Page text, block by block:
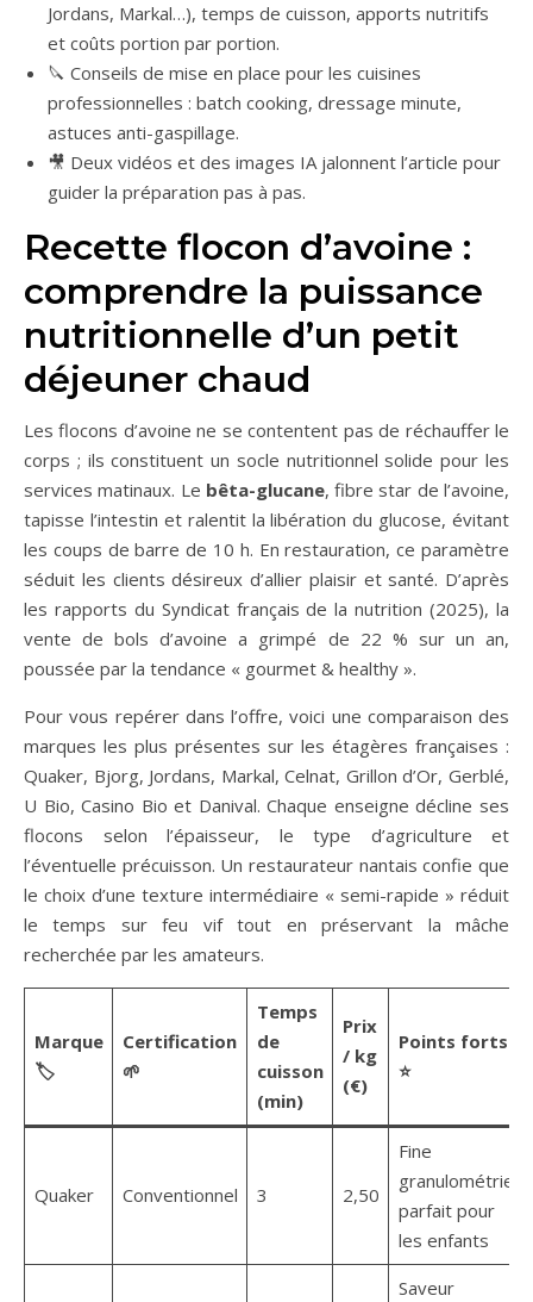
Jordans, Markal…), temps de cuisson, apports nutritifs
et coûts portion par portion.
🔪 Conseils de mise en place pour les cuisines
professionnelles : batch cooking, dressage minute,
astuces anti-gaspillage.
🎥 Deux vidéos et des images IA jalonnent l’article pour
guider la préparation pas à pas.
Recette flocon d’avoine :
comprendre la puissance
nutritionnelle d’un petit
déjeuner chaud
Les flocons d’avoine ne se contentent pas de réchauffer le
corps ; ils constituent un socle nutritionnel solide pour les
services matinaux. Le bêta-glucane, fibre star de l’avoine,
tapisse l’intestin et ralentit la libération du glucose, évitant
les coups de barre de 10 h. En restauration, ce paramètre
séduit les clients désireux d’allier plaisir et santé. D’après
les rapports du Syndicat français de la nutrition (2025), la
vente de bols d’avoine a grimpé de 22 % sur un an,
poussée par la tendance « gourmet & healthy ».
Pour vous repérer dans l’offre, voici une comparaison des
marques les plus présentes sur les étagères françaises :
Quaker, Bjorg, Jordans, Markal, Celnat, Grillon d’Or, Gerblé,
U Bio, Casino Bio et Danival. Chaque enseigne décline ses
flocons selon l’épaisseur, le type d’agriculture et
l’éventuelle précuisson. Un restaurateur nantais confie que
le choix d’une texture intermédiaire « semi-rapide » réduit
le temps sur feu vif tout en préservant la mâche
recherchée par les amateurs.
Marque
🏷️
Certification
🌱
Temps
de
cuisson
(min)
Prix
/ kg
(€)
Points forts
⭐
Quaker Conventionnel 3 2,50
Fine
granulométrie,
parfait pour
les enfants
Saveur